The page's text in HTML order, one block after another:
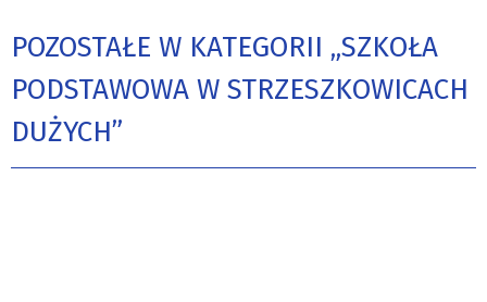
POZOSTAŁE W KATEGORII „SZKOŁA
PODSTAWOWA W STRZESZKOWICACH
DUŻYCH”